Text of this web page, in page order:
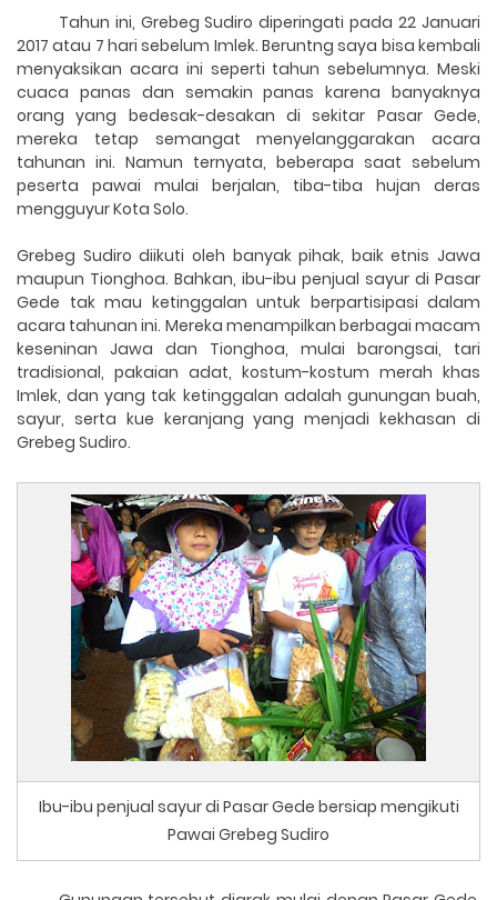
Tahun ini, Grebeg Sudiro diperingati pada 22 Januari
2017 atau 7 hari sebelum Imlek. Beruntng saya bisa kembali
menyaksikan acara ini seperti tahun sebelumnya. Meski
cuaca panas dan semakin panas karena banyaknya
orang yang bedesak-desakan di sekitar Pasar Gede,
mereka tetap semangat menyelanggarakan acara
tahunan ini. Namun ternyata, beberapa saat sebelum
peserta pawai mulai berjalan, tiba-tiba hujan deras
mengguyur Kota Solo.
Grebeg Sudiro diikuti oleh banyak pihak, baik etnis Jawa
maupun Tionghoa. Bahkan, ibu-ibu penjual sayur di Pasar
Gede tak mau ketinggalan untuk berpartisipasi dalam
acara tahunan ini. Mereka menampilkan berbagai macam
keseninan Jawa dan Tionghoa, mulai barongsai, tari
tradisional, pakaian adat, kostum-kostum merah khas
Imlek, dan yang tak ketinggalan adalah gunungan buah,
sayur, serta kue keranjang yang menjadi kekhasan di
Grebeg Sudiro.
Ibu-ibu penjual sayur di Pasar Gede bersiap mengikuti
Pawai Grebeg Sudiro